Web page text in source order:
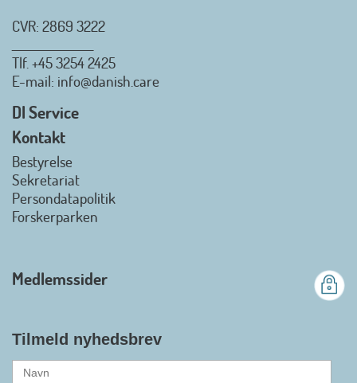
Danish.Care - Branchen for
hjælpemidler og
Danish.Care fra den 01. juli 2026
officielt kan kalde sig for
medlemsforening i DI - Dansk
gennemslagskraft og skabe
hjælpemidler samt give
medlemmerne adgang til en
CVR: 2869 3222
Tlf. +45 3254 2425
E-mail: info@danish.care
DI Service
Kontakt
Bestyrelse
Sekretariat
Persondatapolitik
Forskerparken
Medlemssider
Tilmeld nyhedsbrev